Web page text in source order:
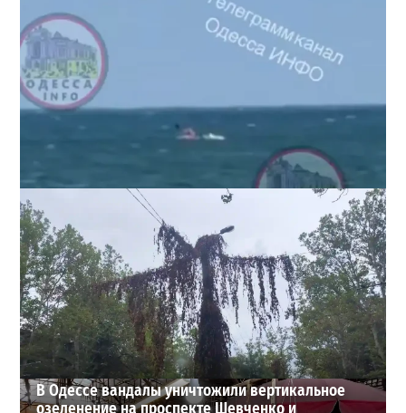
Под Одессой уносит в море ребенка на матрасе и
мужчину: идет спасательная операция
2
28-07-2026 в 17:51
ВИБОР РЕДАКЦИИ
В Одессе вандалы уничтожили вертикальное
озеленение на проспекте Шевченко и